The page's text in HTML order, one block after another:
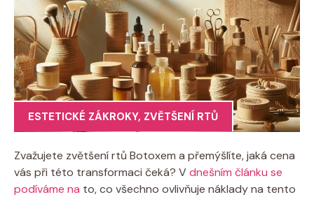
ESTETICKÉ ZÁKROKY, ZVĚTŠENÍ RTŮ
Zvažujete zvětšení rtů Botoxem a přemýšlíte, jaká cena
vás při této transformaci čeká? Vdnešním článku se
podíváme na to, co všechno ovlivňuje náklady na tento